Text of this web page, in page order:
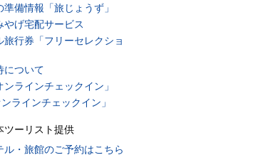
準備情報「旅じょうず」
やげ宅配サービス
旅行券「フリーセレクショ
について
ンラインチェックイン」
ラインチェックイン」
ツーリスト提供
ル・旅館のご予約はこちら